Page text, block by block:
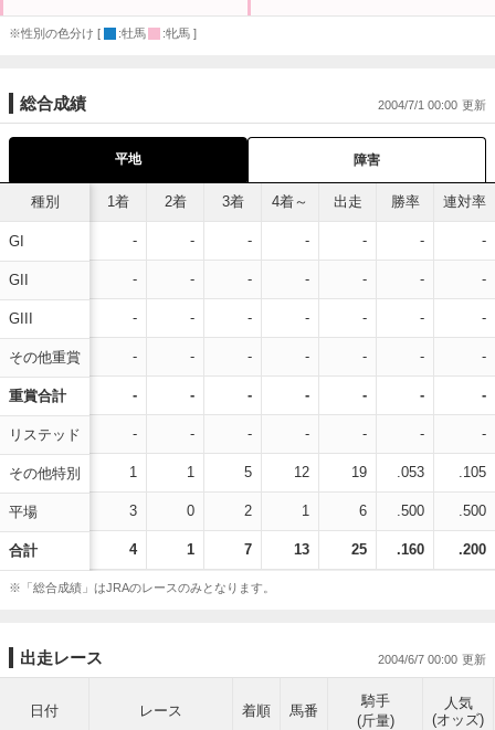
※性別の色分け [ :牡馬 :牝馬 ]
総合成績 2004/7/1 00:00
平地 障害
種別
GI
GII
GIII
その他重賞
重賞合計
リステッド
その他特別
平場
合計
1着 2着 3着 4着～ 出走 勝率 連対率
- - - - - - -
- - - - - - -
- - - - - - -
- - - - - - -
- - - - - - -
- - - - - - -
1 1 5 12 19 .053 .105
3 0 2 1 6 .500 .500
4 1 7 13 25 .160 .200
※「総合成績」はJRAのレースのみとなります。
出走レース 2004/6/7 00:00
日付 レース 着順 馬番
騎手
(斤量)
人気
(オッズ)